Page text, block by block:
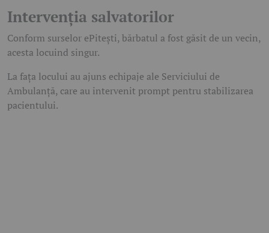
Intervenția salvatorilor
Conform surselor ePitești, bărbatul a fost găsit de un vecin,
acesta locuind singur.
La fața locului au ajuns echipaje ale Serviciului de
Ambulanță, care au intervenit prompt pentru stabilizarea
pacientului.